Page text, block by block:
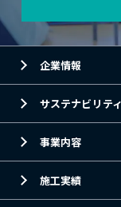
企業情報
サステナビリティ
事業内容
施工実績